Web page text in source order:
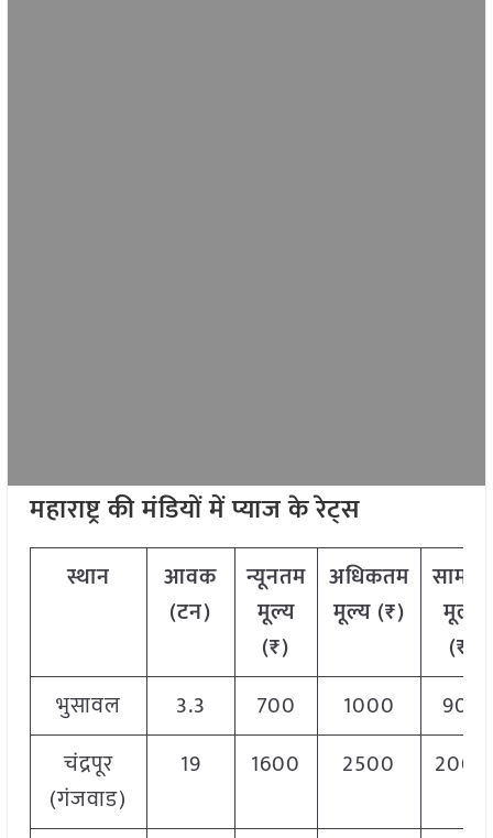
महाराष्ट्र की मंडियों में प्याज के रेट्स
स्थान
आवक
(टन)
न्यूनतम
मूल्य
(₹)
अधिकतम
मूल्य (₹)
सामान्य
मूल्य
(₹)
भुसावल
3.3 700 1000
900
चंद्रपूर
(गंजवाड)
19 1600 2500 2000